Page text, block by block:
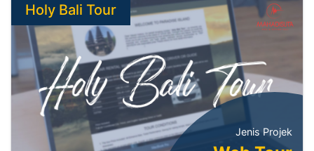
Jenis Projek
Holy Bali Tour